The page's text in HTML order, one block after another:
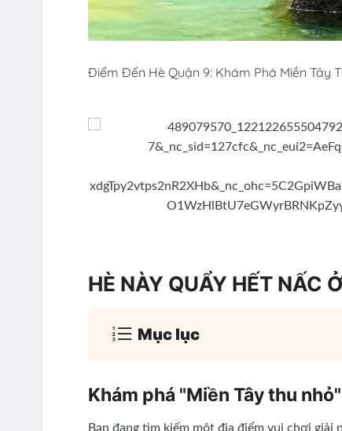
Điểm Đến Hè Quận 9: Khám Phá Miền Tây
HÈ NÀY QUẨY HẾT NẤC
Mục lục
Khám phá "Miền Tây thu
Bạn đang tìm kiếm một địa điểm vui chơi giải